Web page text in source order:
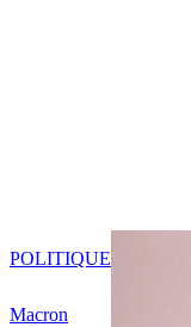
Macron
POLITIQUE